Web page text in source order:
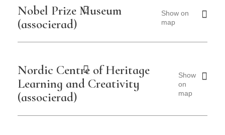
Nobel Prize Museum
(associerad)
Show on
map
Nordic Centre of Heritage
Learning and Creativity
(associerad)
Show
on
map